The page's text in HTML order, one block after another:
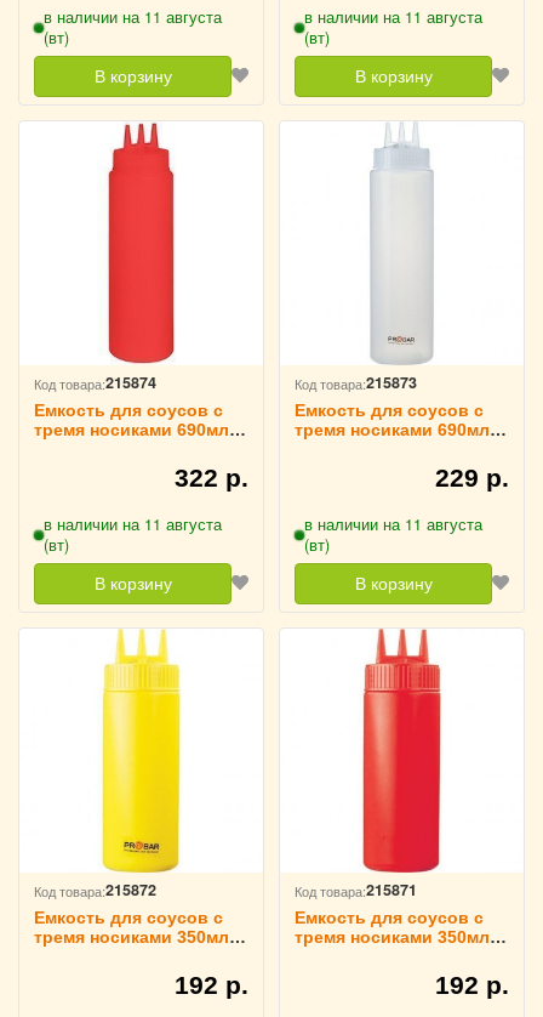
в наличии на 11 августа
(вт)
В корзину
в наличии на 11 августа
(вт)
В корзину
Код товара:215874
Емкость для соусов с
тремя носиками 690мл
TouchLife, 214079322 р.
в наличии на 11 августа
(вт)
В корзину
Код товара:215873
Емкость для соусов с
тремя носиками 690мл
229 р.
в наличии на 11 августа
(вт)
В корзину
Код товара:215872
Емкость для соусов с
тремя носиками 350мл
TouchLife, 214077192 р.
Код товара:215871
Емкость для соусов с
тремя носиками 350мл
TouchLife, 214076192 р.